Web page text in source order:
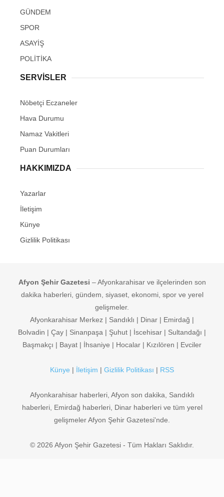
GÜNDEM
SPOR
ASAYİŞ
POLİTİKA
SERVİSLER
Nöbetçi Eczaneler
Hava Durumu
Namaz Vakitleri
Puan Durumları
HAKKIMIZDA
Yazarlar
İletişim
Künye
Gizlilik Politikası
Afyon Şehir Gazetesi – Afyonkarahisar ve ilçelerinden son
dakika haberleri, gündem, siyaset, ekonomi, spor ve yerel
gelişmeler.
Afyonkarahisar Merkez | Sandıklı | Dinar | Emirdağ |
Bolvadin | Çay | Sinanpaşa | Şuhut | İscehisar | Sultandağı |
Başmakçı | Bayat | İhsaniye | Hocalar | Kızılören | Evciler
Künye | İletişim | Gizlilik Politikası | RSS
Afyonkarahisar haberleri, Afyon son dakika, Sandıklı
haberleri, Emirdağ haberleri, Dinar haberleri ve tüm yerel
gelişmeler Afyon Şehir Gazetesi'nde.
© 2026 Afyon Şehir Gazetesi - Tüm Hakları Saklıdır.